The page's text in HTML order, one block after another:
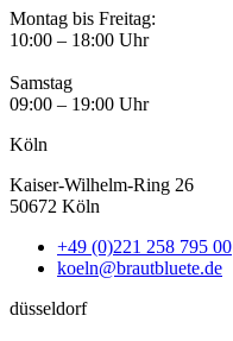
Montag bis Freitag:
10:00 – 18:00 Uhr
Samstag
09:00 – 19:00 Uhr
Köln
Kaiser-Wilhelm-Ring 26
50672 Köln
+49 (0)221 258 795 00
koeln@brautbluete.de
düsseldorf